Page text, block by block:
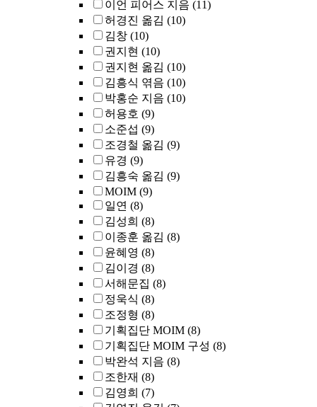
이언 피어스 지음 (11)
허경진 옮김 (10)
김창 (10)
권지현 (10)
권지현 옮김 (10)
김흥식 엮음 (10)
박홍순 지음 (10)
허용호 (9)
소준섭 (9)
조경철 옮김 (9)
유경 (9)
김흥숙 옮김 (9)
MOIM (9)
일연 (8)
김성희 (8)
이종훈 옮김 (8)
윤혜영 (8)
김이경 (8)
서해문집 (8)
정욱식 (8)
조정형 (8)
기획집단 MOIM (8)
기획집단 MOIM 구성 (8)
박완석 지음 (8)
조한재 (8)
김영희 (7)